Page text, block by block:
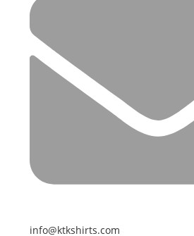
info@ktkshirts.com